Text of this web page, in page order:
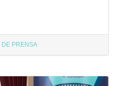
DE PRENSA